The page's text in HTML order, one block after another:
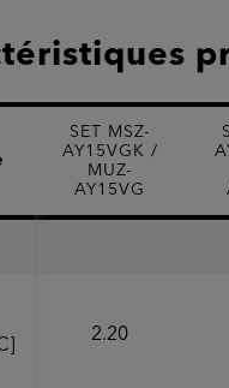
SET MSZ-
AY15VGK /
MUZ-
AY15VG
2.20